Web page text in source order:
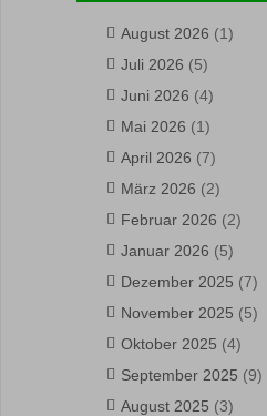
August 2026 (1)
Juli 2026 (5)
Juni 2026 (4)
Mai 2026 (1)
April 2026 (7)
März 2026 (2)
Februar 2026 (2)
Januar 2026 (5)
Dezember 2025 (7)
November 2025 (5)
Oktober 2025 (4)
September 2025 (9)
August 2025 (3)